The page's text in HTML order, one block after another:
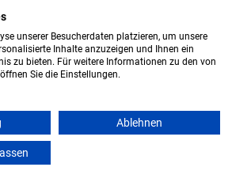
Arbeit (B.A.) am
unserer Besucherdaten platzieren, um unsere
Inhalte anzuzeigen und Ihnen ein
zu bieten. Für weitere Informationen zu den von
Sie die Einstellungen.
Ablehnen